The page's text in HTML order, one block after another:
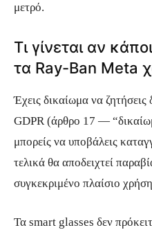
μετρό.
Τι γίνεται αν
τα Ray-Ban Meta
Έχεις δικαίωμα να
GDPR (άρθρο 17 —
μπορείς να υποβάλεις
τελικά θα αποδειχτεί
συγκεκριμένο πλαίσιο
Τα smart glasses δεν